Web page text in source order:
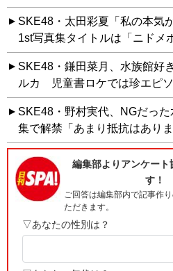
SKE48・太田彩夏「私の本気
1st写真集タイトルは「ニドメ
SKE48・鎌田菜月、水族館好
ルカ 児童書ロケでは珍エピ
SKE48・野村実代、NGだっ
集で解禁「あまり抵抗はありま